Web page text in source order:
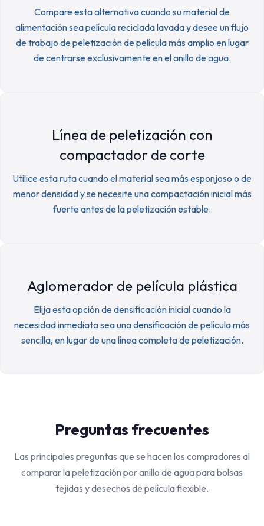
Compare esta alternativa cuando su material de
alimentación sea película reciclada lavada y desee un flujo
de trabajo de peletización de película más amplio en lugar
de centrarse exclusivamente en el anillo de agua.
Línea de peletización con
compactador de corte
Utilice esta ruta cuando el material sea más esponjoso o de
menor densidad y se necesite una compactación inicial más
fuerte antes de la peletización estable.
Aglomerador de película plástica
Elija esta opción de densificación inicial cuando la
necesidad inmediata sea una densificación de película más
sencilla, en lugar de una línea completa de peletización.
Preguntas frecuentes
Las principales preguntas que se hacen los compradores al
comparar la peletización por anillo de agua para bolsas
tejidas y desechos de película flexible.